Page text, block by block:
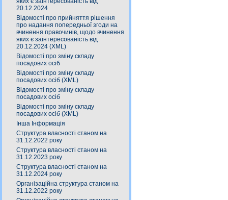
20.12.2024
Відомості про прийняття рішення
про надання попередньої згоди на
вчинення правочинів, щодо вчинення
яких є заінтересованість від
20.12.2024 (XML)
Відомості про зміну складу
посадових осіб
Відомості про зміну складу
посадових осіб (XML)
Відомості про зміну складу
посадових осіб
Відомості про зміну складу
посадових осіб (XML)
Інша Інформація
Структура власності станом на
31.12.2022 року
Структура власності станом на
31.12.2023 року
Структура власності станом на
31.12.2024 року
Організаційна структура станом на
31.12.2022 року